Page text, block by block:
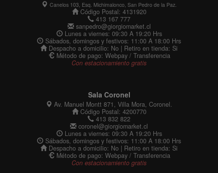
Canelos 103, Esq. Michimalonco, San Pedro de la Paz.
Código Postal: 4131920
413 167 777
sanpedro@giorgiomarket.cl
Lunes a viernes: 09:30 A 19:20 Hrs
Sábados, domingos y festivos: 11:00 A 18:00 Hrs
Despacho a domicilio: No | Retiro en tienda: Si
Método de pago: Webpay / Transferencia
Con estacionamiento gratis
Sala Coronel
Av. Manuel Montt 871, Villa Mora, Coronel.
Código Postal: 4200770
413 832 822
coronel@giorgiomarket.cl
Lunes a viernes: 09:30 A 19:20 Hrs
Sábados, domingos y festivos: 11:00 A 18:00 Hrs
Despacho a domicilio: No | Retiro en tienda: Si
Método de pago: Webpay / Transferencia
Con estacionamiento gratis